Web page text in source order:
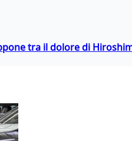
tra il dolore di